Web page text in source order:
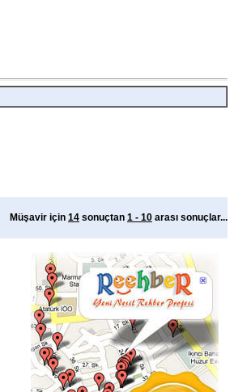
Müşavir için 14 sonuçtan 1 - 10 arası sonuçlar...